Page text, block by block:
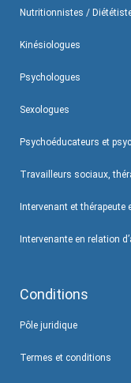
Nutritionnistes /
Kinésiologues
Psychologues
Sexologues
Psychoéducateurs et
Travailleurs sociaux,
Intervenant et thérapeute
Intervenante en relation
Conditions
Pôle juridique
Termes et conditions